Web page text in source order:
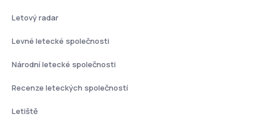
Letový radar
Levné letecké společnosti
Národní letecké společnosti
Recenze leteckých společností
Letiště